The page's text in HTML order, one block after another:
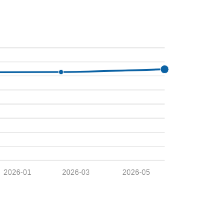
2026-05
2026-03
2026-01